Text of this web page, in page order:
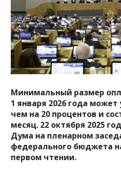
Минимальный размер
1 января 2026 года
чем на 20 процентов и
месяц. 22 октября 2025
Дума на пленарном
федерального бюджета
первом чтении.